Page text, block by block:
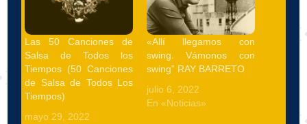
Las 50 Canciones de
Salsa de Todos los
Tiempos (50 Canciones
de Salsa de Todos Los
Tiempos)
mayo 29, 2022
«Allí llegamos con
swing. Vámonos con
swing” RAY BARRETO
julio 6, 2022
En «Noticias»